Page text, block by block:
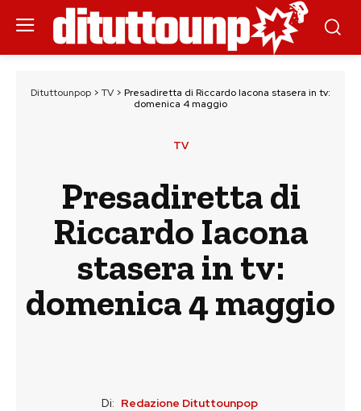
Dituttounpop > TV > Presadiretta di Riccardo Iacona stasera in tv:
domenica 4 maggio
TV
Presadiretta di
Riccardo Iacona
stasera in tv:
domenica 4 maggio
Di: Redazione Dituttounpop